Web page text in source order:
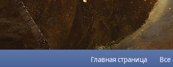
Главная страница